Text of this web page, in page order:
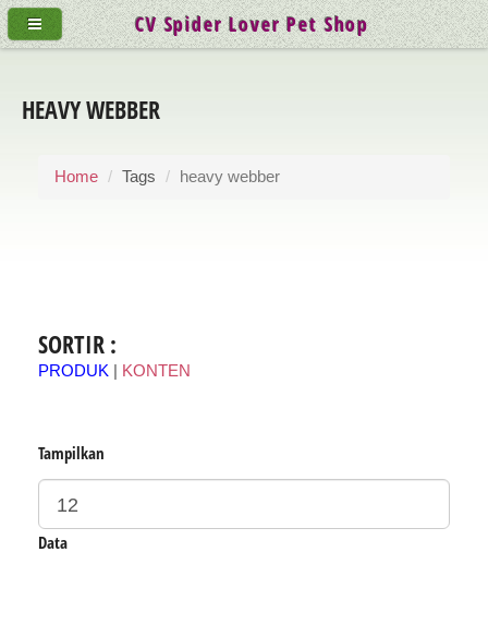
HEAVY WEBBER
Home Tags heavy webber
SORTIR :
PRODUK KONTEN
Tampilkan
Data
CV Spider Lover Pet Shop